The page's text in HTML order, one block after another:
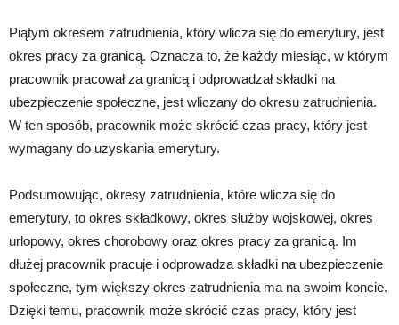
Piątym okresem zatrudnienia, który wlicza się do emerytury, jest
okres pracy za granicą. Oznacza to, że każdy miesiąc, w którym
pracownik pracował za granicą i odprowadzał składki na
ubezpieczenie społeczne, jest wliczany do okresu zatrudnienia.
W ten sposób, pracownik może skrócić czas pracy, który jest
wymagany do uzyskania emerytury.
Podsumowując, okresy zatrudnienia, które wlicza się do
emerytury, to okres składkowy, okres służby wojskowej, okres
urlopowy, okres chorobowy oraz okres pracy za granicą. Im
dłużej pracownik pracuje i odprowadza składki na ubezpieczenie
społeczne, tym większy okres zatrudnienia ma na swoim koncie.
Dzięki temu, pracownik może skrócić czas pracy, który jest